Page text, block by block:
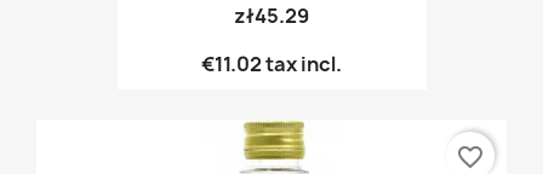
zł45.29
€11.02tax incl.
favorite_border